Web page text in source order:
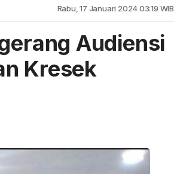
Rabu, 17 Januari 2024 03:19 WIB
Audiensi
Kresek